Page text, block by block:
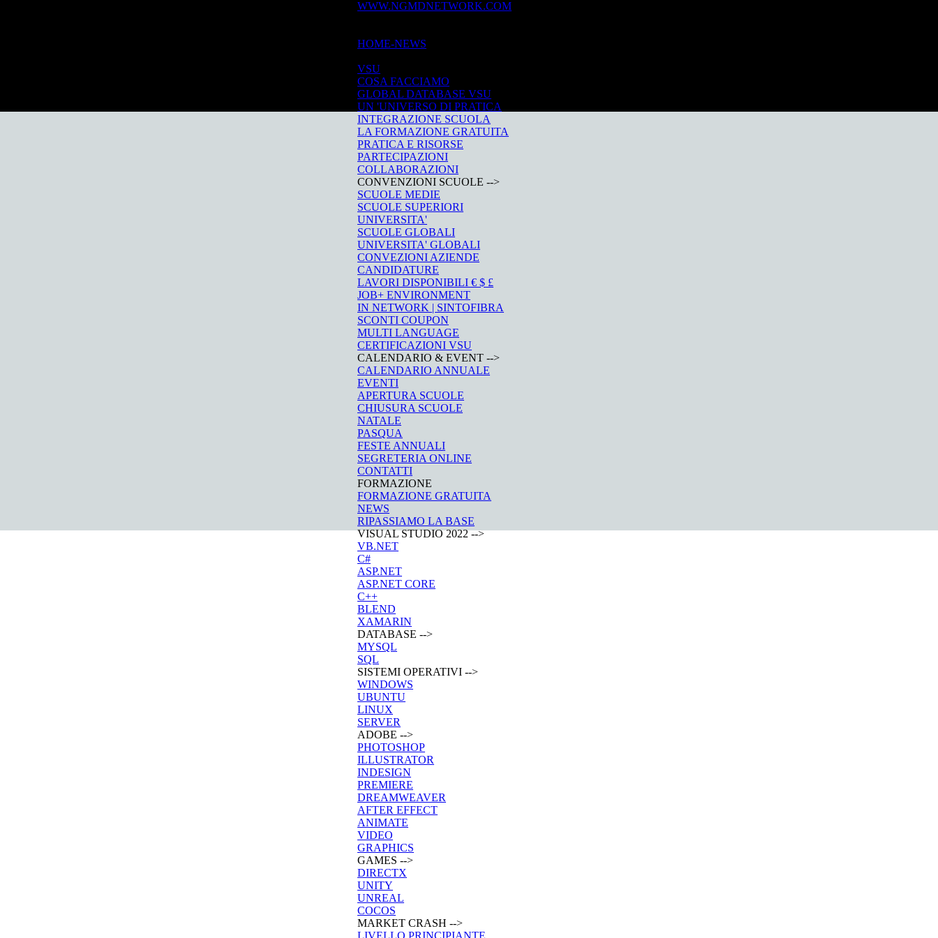
WWW.NGMDNETWORK.COM
HOME-NEWS
VSU
COSA FACCIAMO
GLOBAL DATABASE VSU
UN 'UNIVERSO DI PRATICA
INTEGRAZIONE SCUOLA
LA FORMAZIONE GRATUITA
PRATICA E RISORSE
PARTECIPAZIONI
COLLABORAZIONI
CONVENZIONI SCUOLE -->
SCUOLE MEDIE
SCUOLE SUPERIORI
UNIVERSITA'
SCUOLE GLOBALI
UNIVERSITA' GLOBALI
CONVEZIONI AZIENDE
CANDIDATURE
LAVORI DISPONIBILI € $ £
JOB+ ENVIRONMENT
IN NETWORK | SINTOFIBRA
SCONTI COUPON
MULTI LANGUAGE
CERTIFICAZIONI VSU
CALENDARIO & EVENT -->
CALENDARIO ANNUALE
EVENTI
APERTURA SCUOLE
CHIUSURA SCUOLE
NATALE
PASQUA
FESTE ANNUALI
SEGRETERIA ONLINE
CONTATTI
FORMAZIONE
FORMAZIONE GRATUITA
NEWS
RIPASSIAMO LA BASE
VISUAL STUDIO 2022 -->
VB.NET
C#
ASP.NET
ASP.NET CORE
C++
BLEND
XAMARIN
DATABASE -->
MYSQL
SQL
SISTEMI OPERATIVI -->
WINDOWS
UBUNTU
LINUX
SERVER
ADOBE -->
PHOTOSHOP
ILLUSTRATOR
INDESIGN
PREMIERE
DREAMWEAVER
AFTER EFFECT
ANIMATE
VIDEO
GRAPHICS
GAMES -->
DIRECTX
UNITY
UNREAL
COCOS
MARKET CRASH -->
LIVELLO PRINCIPIANTE